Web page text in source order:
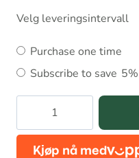
Velg leveringsintervall
Choose
purchase
type
Purchase one time
Subscribe to save 5%
Canin
Mini